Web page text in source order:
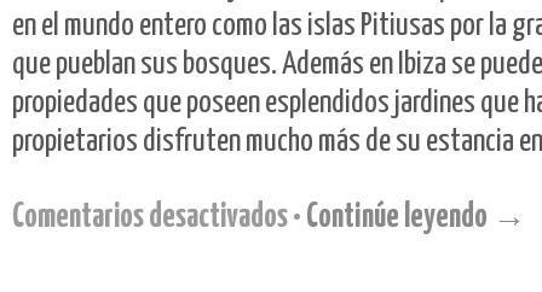
en el mundo entero como las islas Pitiusas por la
que pueblan sus bosques. Además en Ibiza se
propiedades que poseen esplendidos jardines que
propietarios disfruten mucho más de su estancia
Comentarios desactivadosen
• Continúe leyendo →